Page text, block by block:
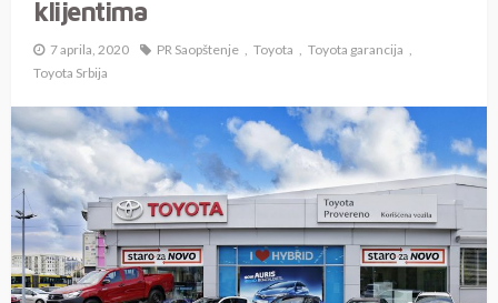
klijentima
7 aprila, 2020 PR Saopštenje Toyota
Toyota garancija
Toyota Srbija